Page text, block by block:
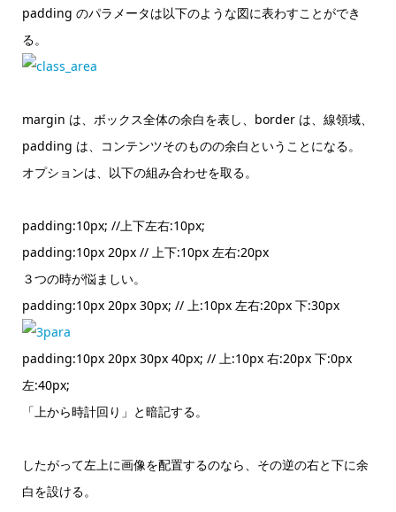
padding のパラメータは以下のような図に表わすことができ
る。
margin は、ボックス全体の余白を表し、border は、線領域、
padding は、コンテンツそのものの余白ということになる。
オプションは、以下の組み合わせを取る。
padding:10px; //上下左右:10px;
padding:10px 20px // 上下:10px 左右:20px
３つの時が悩ましい。
padding:10px 20px 30px; // 上:10px 左右:20px 下:30px
padding:10px 20px 30px 40px; // 上:10px 右:20px 下:0px
左:40px;
「上から時計回り」と暗記する。
したがって左上に画像を配置するのなら、その逆の右と下に余
白を設ける。